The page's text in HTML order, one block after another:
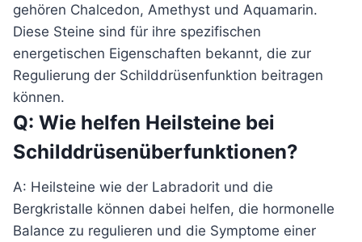
gehören Chalcedon, Amethyst und Aquamarin.
Diese Steine sind für ihre spezifischen
energetischen Eigenschaften bekannt, die zur
Regulierung der Schilddrüsenfunktion beitragen
können.
Q: Wie helfen Heilsteine bei
Schilddrüsenüberfunktionen?
A: Heilsteine wie der Labradorit und die
Bergkristalle können dabei helfen, die hormonelle
Balance zu regulieren und die Symptome einer